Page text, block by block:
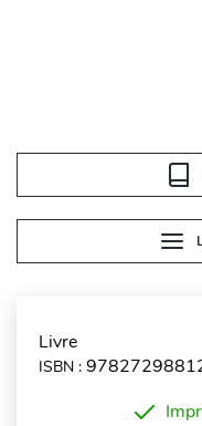
Livre
ISBN :